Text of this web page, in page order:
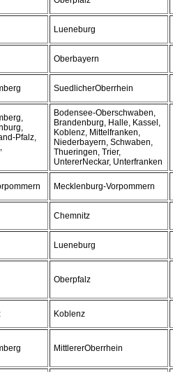
Lueneburg
Oberbayern
SuedlicherOberrhein
Pfalz,
Bodensee-Oberschwaben,
Brandenburg, Halle, Kassel,
Koblenz, Mittelfranken,
Niederbayern, Schwaben,
Thueringen, Trier,
UntererNeckar, Unterfranken
Mecklenburg-Vorpommern
Chemnitz
Lueneburg
Oberpfalz
Koblenz
MittlererOberrhein